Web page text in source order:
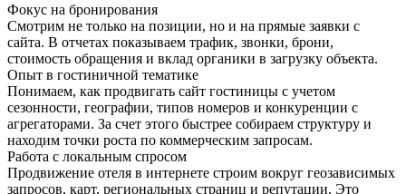
Фокус на бронирования
Смотрим не только на позиции, но и на прямые заявки с
сайта. В отчетах показываем трафик, звонки, брони,
стоимость обращения и вклад органики в загрузку объекта.
Опыт в гостиничной тематике
Понимаем, как продвигать сайт гостиницы с учетом
сезонности, географии, типов номеров и конкуренции с
агрегаторами. За счет этого быстрее собираем структуру и
находим точки роста по коммерческим запросам.
Работа с локальным спросом
Продвижение отеля в интернете строим вокруг геозависимых
запросов, карт, региональных страниц и репутации. Это